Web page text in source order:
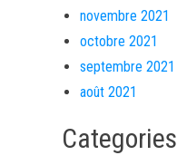
novembre 2021
octobre 2021
septembre 2021
août 2021
Categories